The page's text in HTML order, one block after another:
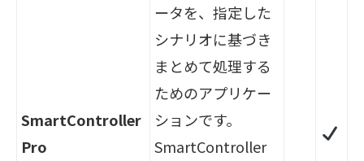
SmartController
Pro
ータを、指定した
シナリオに基づき
まとめて処理する
ためのアプリケー
ションです。
SmartController